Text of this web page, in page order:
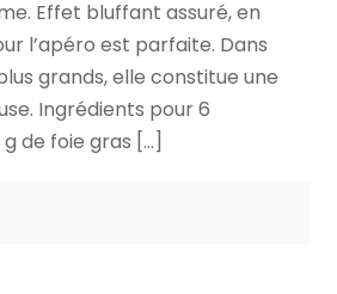
Effet bluffant assuré, en
l’apéro est parfaite. Dans
grands, elle constitue une
Ingrédients pour 6
de foie gras […]